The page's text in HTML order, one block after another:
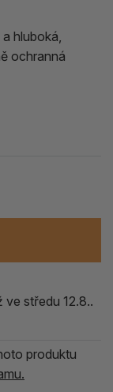
hluboká,
ochranná
ve středu 12.8..
produktu